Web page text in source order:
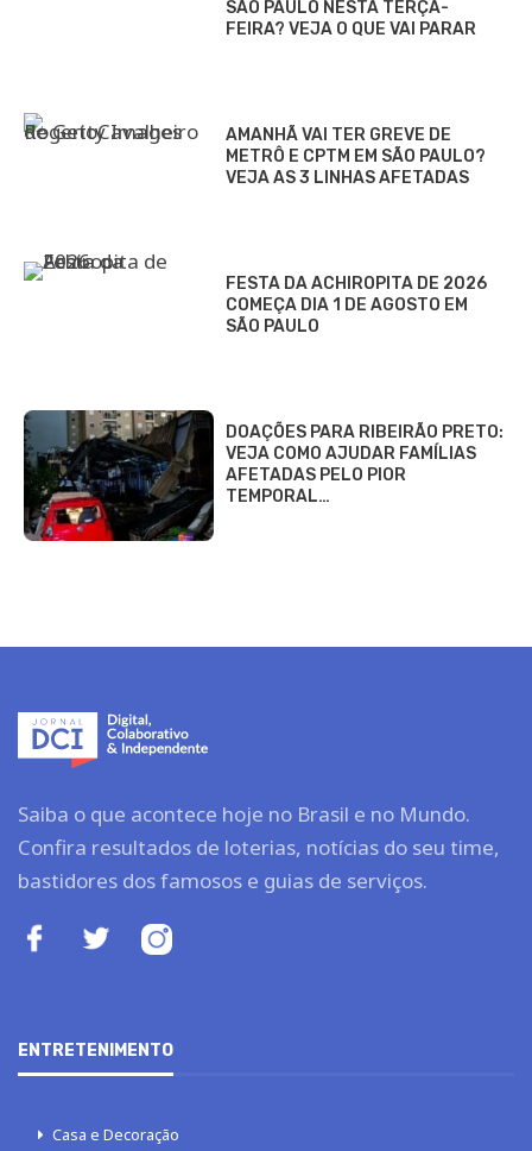
SÃO PAULO NESTA TERÇA-
FEIRA? VEJA O QUE VAI PARAR
AMANHÃ VAI TER GREVE DE
METRÔ E CPTM EM SÃO PAULO?
VEJA AS 3 LINHAS AFETADAS
FESTA DA ACHIROPITA DE 2026
COMEÇA DIA 1 DE AGOSTO EM
SÃO PAULO
DOAÇÕES PARA RIBEIRÃO PRETO:
VEJA COMO AJUDAR FAMÍLIAS
AFETADAS PELO PIOR
TEMPORAL…
Saiba o que acontece hoje no Brasil e no Mundo.
Confira resultados de loterias, notícias do seu time,
bastidores dos famosos e guias de serviços.
ENTRETENIMENTO
Casa e Decoração